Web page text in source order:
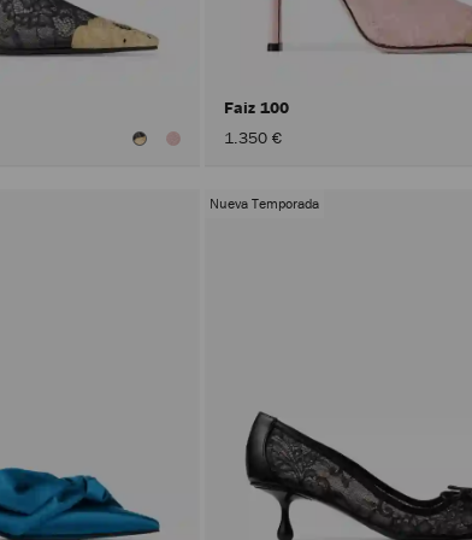
Faiz 100
1.350 €
Nueva Temporada